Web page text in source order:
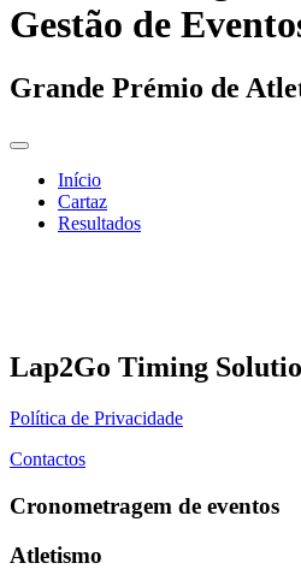
Gestão de
Grande Prémio de
Início
Cartaz
Resultados
Lap2Go Timing
Política de Privacidade
Contactos
Cronometragem de eventos
Atletismo